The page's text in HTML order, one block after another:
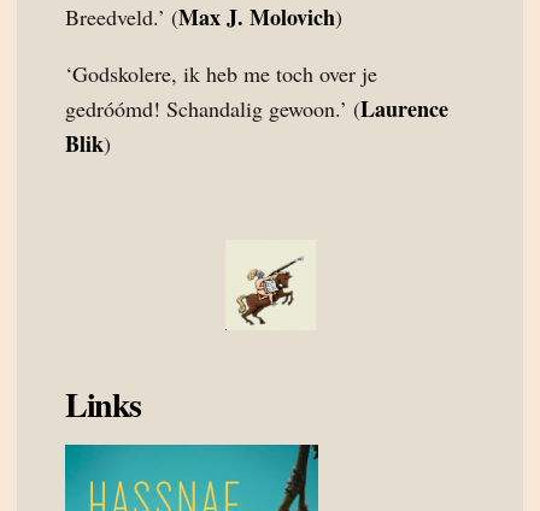
Breedveld.’ (Max J. Molovich)
‘Godskolere, ik heb me toch over je
gedróómd! Schandalig gewoon.’ (Laurence
Blik)
Links